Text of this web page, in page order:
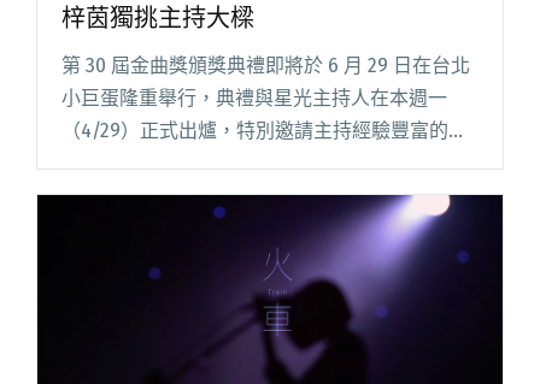
梓茵獨挑主持大樑
第 30 屆金曲獎頒獎典禮即將於 6 月 29 日在台北
小巨蛋隆重舉行，典禮與星光主持人在本週一
（4/29）正式出爐，特別邀請主持經驗豐富的
Lulu 黃路梓茵擔任典禮主持人，星光大道主持人
則是由今年第十次主持金曲星光大道的
Dennis（閱讀全文 "第30屆金曲獎公布典禮時間
由Lulu黃路梓茵獨挑主持大樑"